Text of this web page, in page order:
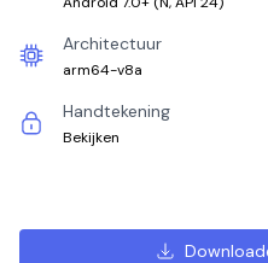
Architectuur
arm64-v8a
Handtekening
Bekijken